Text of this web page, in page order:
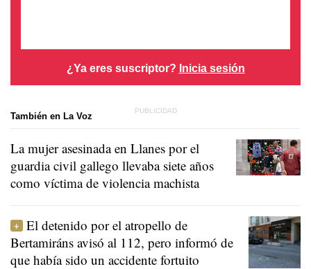
¿Ya eres suscriptor? Inicia sesión
También en La Voz
La mujer asesinada en Llanes por el
guardia civil gallego llevaba siete años
como víctima de violencia machista
El detenido por el atropello de
Bertamiráns avisó al 112, pero informó de
que había sido un accidente fortuito